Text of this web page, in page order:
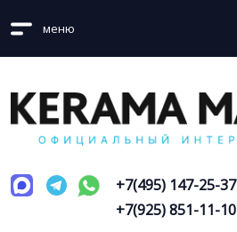
меню
+7(495) 147-25-37
+7(925) 851-11-10